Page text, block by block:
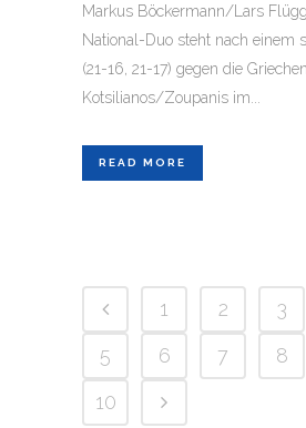
Markus Böckermann/Lars
National-Duo steht nach einem
(21-16, 21-17) gegen die Griechen
Kotsilianos/Zoupanis im...
READ MORE
1 2 3
5
6 7 8
10